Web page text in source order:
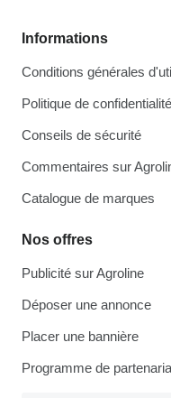
Informations
Conditions générales
Politique de confidentialité
Conseils de sécurité
Commentaires sur
Catalogue de marques
Nos offres
Publicité sur Agroline
Déposer une annonce
Placer une bannière
Programme de